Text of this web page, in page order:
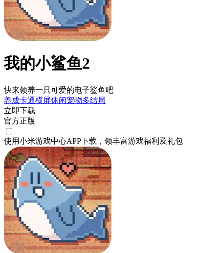
我的小鲨鱼2
快来领养一只可爱的电子鲨鱼吧
养成卡通横屏休闲宠物多结局
立即下载
官方正版
使用小米游戏中心APP下载 ，领丰富游戏福利 及礼包